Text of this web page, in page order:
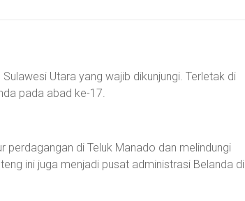
Utara yang wajib dikunjungi. Terletak di
pada abad ke-17.
perdagangan di Teluk Manado dan melindungi
ini juga menjadi pusat administrasi Belanda di